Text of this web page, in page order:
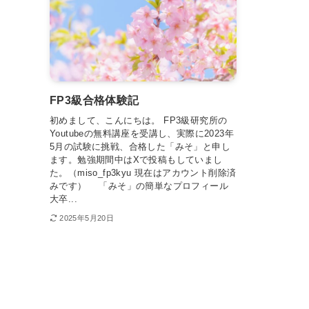
FP3級合格体験記
初めまして、こんにちは。 FP3級研究所の
Youtubeの無料講座を受講し、実際に2023年
5月の試験に挑戦、合格した「みそ」と申し
ます。勉強期間中はXで投稿もしていまし
た。（miso_fp3kyu 現在はアカウント削除済
みです） 「みそ」の簡単なプロフィール
大卒...
2025年5月20日